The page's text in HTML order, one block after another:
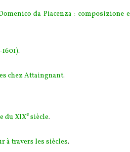
da Piacenza : composizione e
.
chez Attaingnant.
du XIXesiècle.
à travers les siècles.